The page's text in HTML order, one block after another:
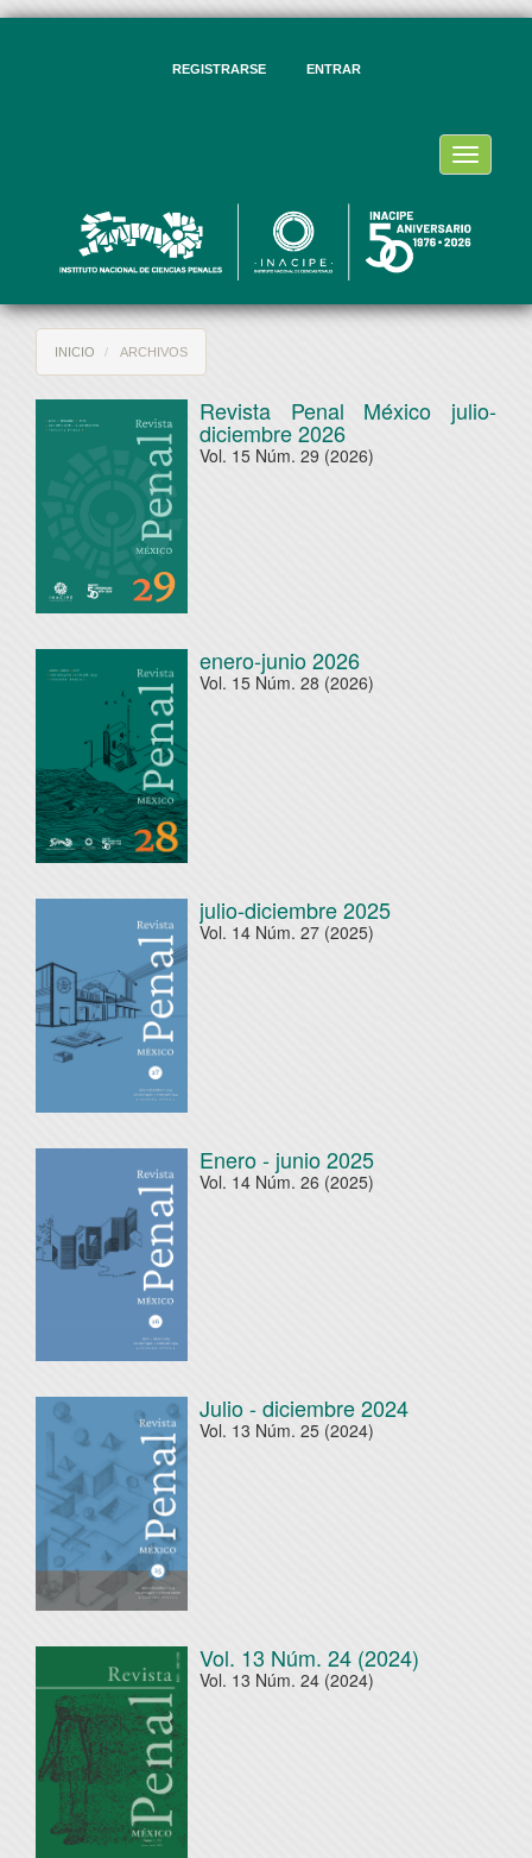
REGISTRARSE ENTRAR
Toggle
INICIO ARCHIVOS
Revista Penal México julio-
diciembre 2026
Vol. 15 Núm. 29 (2026)
enero-junio 2026
Vol. 15 Núm. 28 (2026)
julio-diciembre 2025
Vol. 14 Núm. 27 (2025)
Enero - junio 2025
Vol. 14 Núm. 26 (2025)
Julio - diciembre 2024
Vol. 13 Núm. 25 (2024)
Vol. 13 Núm. 24 (2024)
Vol. 13 Núm. 24 (2024)